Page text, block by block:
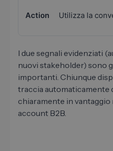
Utilizza la
I due segnali evidenziati
nuovi stakeholder) sono
importanti. Chiunque
traccia automaticamente
chiaramente in vantaggio
account B2B.